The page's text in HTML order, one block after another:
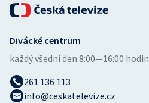
Divácké centrum
každý všední den:8:00—16:00 hodin
261 136 113
info@ceskatelevize.cz